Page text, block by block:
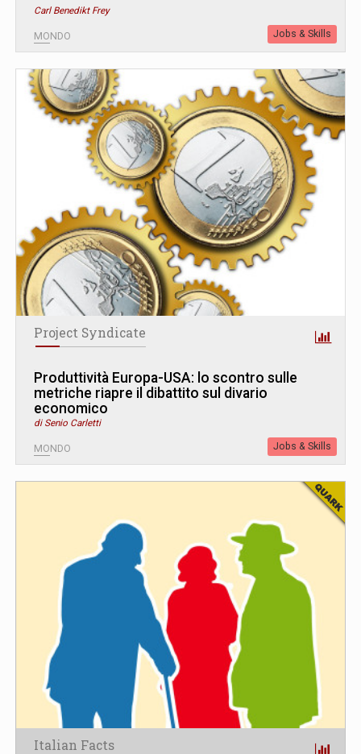
Carl Benedikt Frey
MONDO Jobs & Skills
Project Syndicate
Produttività Europa-USA: lo scontro sulle
metriche riapre il dibattito sul divario
economico
di Senio Carletti
MONDO Jobs & Skills
Italian Facts